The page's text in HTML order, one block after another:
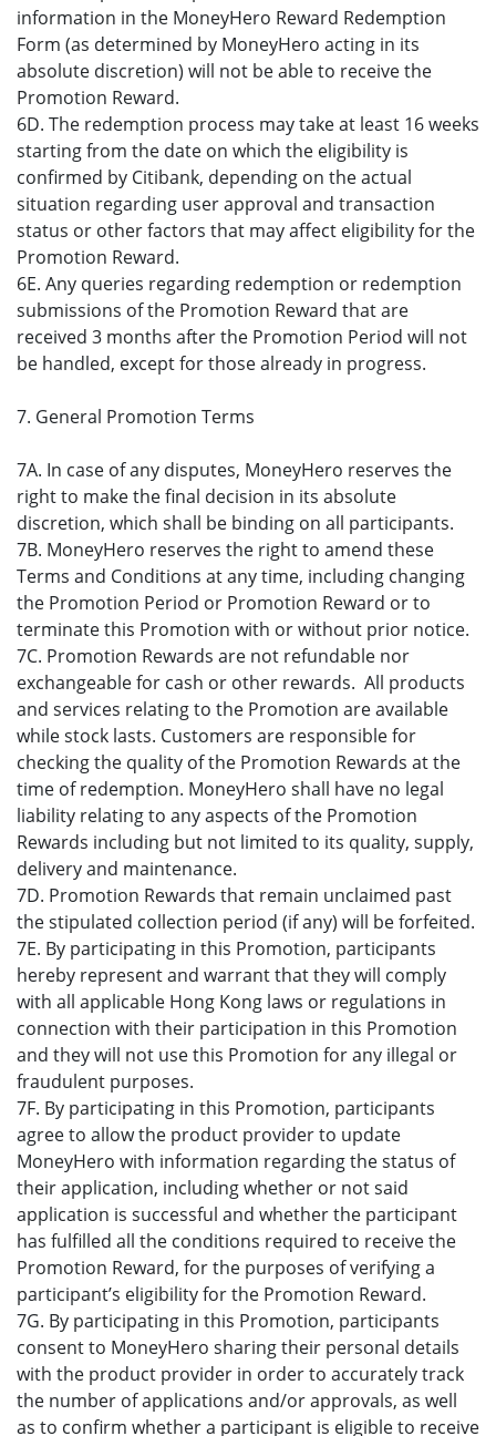
information in the MoneyHero Reward Redemption
Form (as determined by MoneyHero acting in its
absolute discretion) will not be able to receive the
Promotion Reward.
6D. The redemption process may take at least 16 weeks
starting from the date on which the eligibility is
confirmed by Citibank, depending on the actual
situation regarding user approval and transaction
status or other factors that may affect eligibility for the
Promotion Reward.
6E. Any queries regarding redemption or redemption
submissions of the Promotion Reward that are
received 3 months after the Promotion Period will not
be handled, except for those already in progress.
7. General Promotion Terms
7A. In case of any disputes, MoneyHero reserves the
right to make the final decision in its absolute
discretion, which shall be binding on all participants.
7B. MoneyHero reserves the right to amend these
Terms and Conditions at any time, including changing
the Promotion Period or Promotion Reward or to
terminate this Promotion with or without prior notice.
7C. Promotion Rewards are not refundable nor
exchangeable for cash or other rewards. All products
and services relating to the Promotion are available
while stock lasts. Customers are responsible for
checking the quality of the Promotion Rewards at the
time of redemption. MoneyHero shall have no legal
liability relating to any aspects of the Promotion
Rewards including but not limited to its quality, supply,
delivery and maintenance.
7D. Promotion Rewards that remain unclaimed past
the stipulated collection period (if any) will be forfeited.
7E. By participating in this Promotion, participants
hereby represent and warrant that they will comply
with all applicable Hong Kong laws or regulations in
connection with their participation in this Promotion
and they will not use this Promotion for any illegal or
fraudulent purposes.
7F. By participating in this Promotion, participants
agree to allow the product provider to update
MoneyHero with information regarding the status of
their application, including whether or not said
application is successful and whether the participant
has fulfilled all the conditions required to receive the
Promotion Reward, for the purposes of verifying a
participant’s eligibility for the Promotion Reward.
7G. By participating in this Promotion, participants
consent to MoneyHero sharing their personal details
with the product provider in order to accurately track
the number of applications and/or approvals, as well
as to confirm whether a participant is eligible to receive